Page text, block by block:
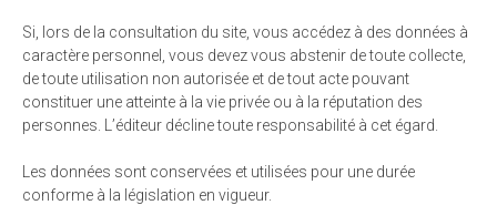
Si, lors de la consultation du site, vous accédez à des données à
caractère personnel, vous devez vous abstenir de toute collecte,
de toute utilisation non autorisée et de tout acte pouvant
constituer une atteinte à la vie privée ou à la réputation des
personnes. L’éditeur décline toute responsabilité à cet égard.
Les données sont conservées et utilisées pour une durée
conforme à la législation en vigueur.